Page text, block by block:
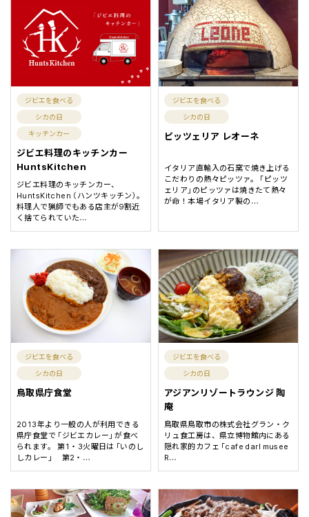
ジビエを食べる
シカの日
キッチンカー
ジビエ料理のキッチンカー
HuntsKitchen
ジビエ料理のキッチンカー、
HuntsKitchen （ハンツキッチン）。
料理人で猟師でもある店主が9割近
く捨てられていた…
ジビエを食べる
シカの日
ピッツェリア レオーネ
イタリア直輸入の石窯で焼き上げる
こだわりの熱々ピッツァ。 ｢ピッツ
ェリア｣のピッツァは焼きたて熱々
が命！本場イタリア製の…
ジビエを食べる
シカの日
鳥取県庁食堂
2013年より一般の人が利用できる
県庁食堂で「ジビエカレー」が食べ
られます。 第1・3火曜日は「いのし
しカレー」 第2・ …
ジビエを食べる
シカの日
アジアンリゾートラウンジ 陶
庵
鳥取県鳥取市の株式会社グラン・ク
リュ食工房は、県立博物館内にある
隠れ家的カフェ「cafe darl musee
R…